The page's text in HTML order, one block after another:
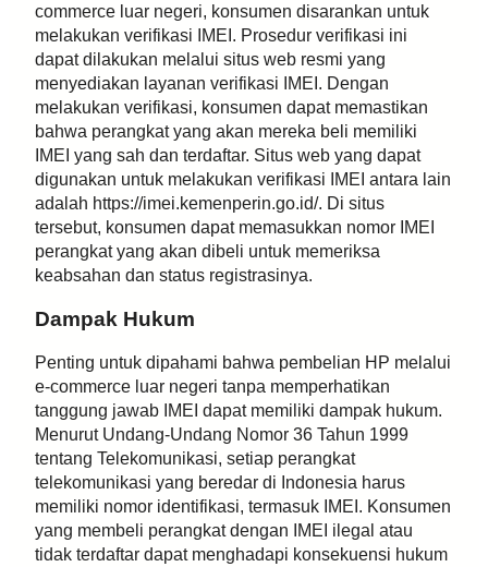
commerce luar negeri, konsumen disarankan untuk
melakukan verifikasi IMEI. Prosedur verifikasi ini
dapat dilakukan melalui situs web resmi yang
menyediakan layanan verifikasi IMEI. Dengan
melakukan verifikasi, konsumen dapat memastikan
bahwa perangkat yang akan mereka beli memiliki
IMEI yang sah dan terdaftar. Situs web yang dapat
digunakan untuk melakukan verifikasi IMEI antara lain
adalah https://imei.kemenperin.go.id/. Di situs
tersebut, konsumen dapat memasukkan nomor IMEI
perangkat yang akan dibeli untuk memeriksa
keabsahan dan status registrasinya.
Dampak Hukum
Penting untuk dipahami bahwa pembelian HP melalui
e-commerce luar negeri tanpa memperhatikan
tanggung jawab IMEI dapat memiliki dampak hukum.
Menurut Undang-Undang Nomor 36 Tahun 1999
tentang Telekomunikasi, setiap perangkat
telekomunikasi yang beredar di Indonesia harus
memiliki nomor identifikasi, termasuk IMEI. Konsumen
yang membeli perangkat dengan IMEI ilegal atau
tidak terdaftar dapat menghadapi konsekuensi hukum